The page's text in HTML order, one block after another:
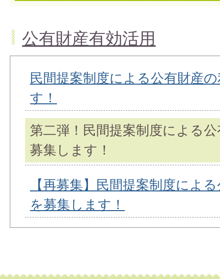
公有財産有効活用
民間提案制度による公有財産
す！
第二弾！民間提案制度による
募集します！
【再募集】民間提案制度によ
を募集します！